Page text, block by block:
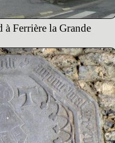
à Ferrière la Grande